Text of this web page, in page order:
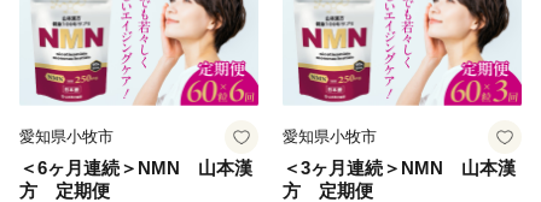
愛知県小牧市
＜6ヶ月連続＞NMN 山本漢
方 定期便
愛知県小牧市
＜3ヶ月連続＞NMN 山本漢
方 定期便